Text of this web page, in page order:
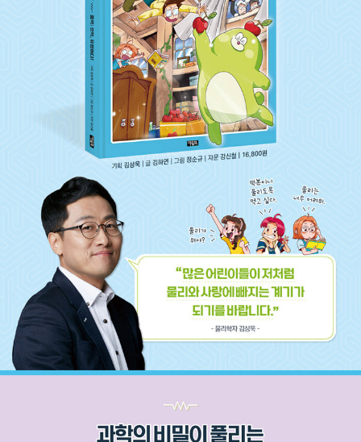
하기 힘듭니다.
과학자가 되지 않으면 물리를 몰라도 될까요? 현대는 과학기술
의 시대입니다. 지난 200여 년 동안 일어난 중요한 변화는 대개
과학기술의 결과물입니다. 지금은 과학기술 없이 단 한 순간도 살
수 없는 시대라는 뜻입니다. 이제 과학은 전문가들만의 지식이 아
니라 현대를 살아가는 상식이자 교양이 되었습니다.
어린이들은 물리가 다루는 여러 어려운 주제에 대해 이미 잘 알고
있으며 심지어 좋아합니다. SF 영화에 단골로 등장하는 블랙홀,
빅뱅, 타임머신, 순간이동, 투명망토, 원자폭탄, 평행우주 등이 그
예죠. 하지만, 막상 수학으로 무장한 교과서 물리를 만나면 흥미
를 잃어버립니다. 물리를 제대로 이해하려면 결국 수학도 알아야
하지만, 교양으로서의 물리를 알기 위해 수학이 꼭 필요한 것은
아닙니다. 사실 물리학자에게도 엄밀한 수식보다 자연에 대한 직
관적인 이해가 중요한 경우가 많습니다. 이렇듯 어린이들이 이미
알고 싶다는 동기를 불러일으키는 것이 더 중요하다고 생각합니